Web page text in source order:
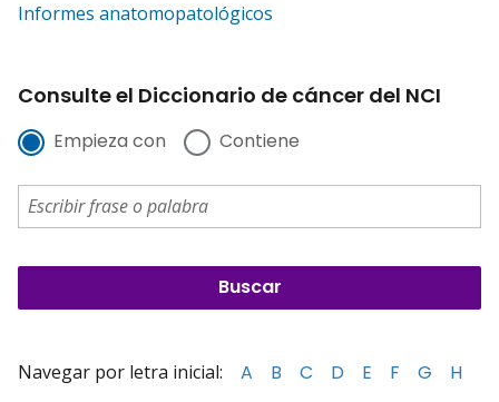
Informes anatomopatológicos
Consulte el Diccionario de cáncer del NCI
Empieza con Contiene
Navegar por letra inicial: A B C D E F G
H